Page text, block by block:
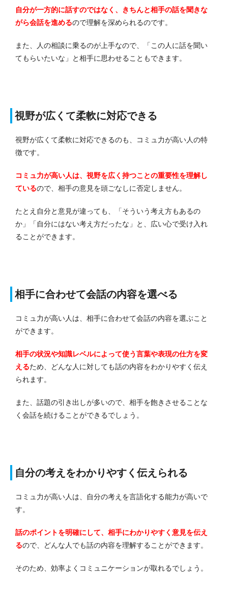
自分が一方的に話すのではなく、きちんと相手の話を聞きな
がら会話を進めるので理解を深められるのです。
また、人の相談に乗るのが上手なので、「この人に話を聞い
てもらいたいな」と相手に思わせることもできます。
視野が広くて柔軟に対応できる
視野が広くて柔軟に対応できるのも、コミュ力が高い人の特
徴です。
コミュ力が高い人は、視野を広く持つことの重要性を理解し
ているので、相手の意見を頭ごなしに否定しません。
たとえ自分と意見が違っても、「そういう考え方もあるの
か」「自分にはない考え方だったな」と、広い心で受け入れ
ることができます。
相手に合わせて会話の内容を選べる
コミュ力が高い人は、相手に合わせて会話の内容を選ぶこと
ができます。
相手の状況や知識レベルによって使う言葉や表現の仕方を変
えるため、どんな人に対しても話の内容をわかりやすく伝え
られます。
また、話題の引き出しが多いので、相手を飽きさせることな
く会話を続けることができるでしょう。
自分の考えをわかりやすく伝えられる
コミュ力が高い人は、自分の考えを言語化する能力が高いで
す。
話のポイントを明確にして、相手にわかりやすく意見を伝え
るので、どんな人でも話の内容を理解することができます。
そのため、効率よくコミュニケーションが取れるでしょう。